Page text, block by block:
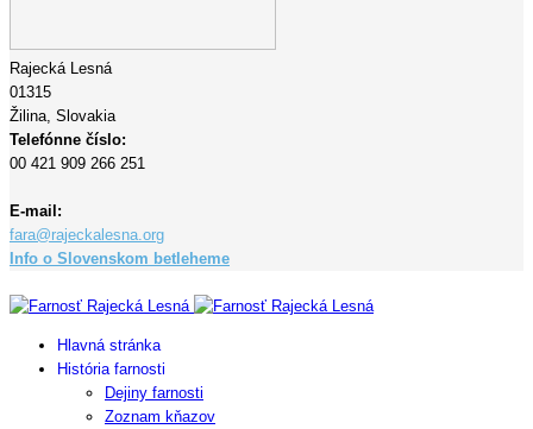
Rajecká Lesná
01315
Žilina, Slovakia
Telefónne číslo:
00 421 909 266 251
E-mail:
fara@rajeckalesna.org
Info o Slovenskom betleheme
Hlavná stránka
História farnosti
Dejiny farnosti
Zoznam kňazov